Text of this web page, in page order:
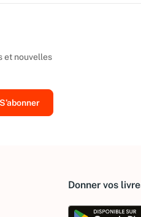
et nouvelles
Donner vos